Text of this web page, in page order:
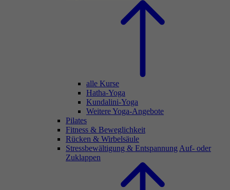
alle Kurse
Hatha-Yoga
Kundalini-Yoga
Weitere Yoga-Angebote
Pilates
Fitness & Beweglichkeit
Rücken & Wirbelsäule
Stressbewältigung & Entspannung Auf- oder
Zuklappen